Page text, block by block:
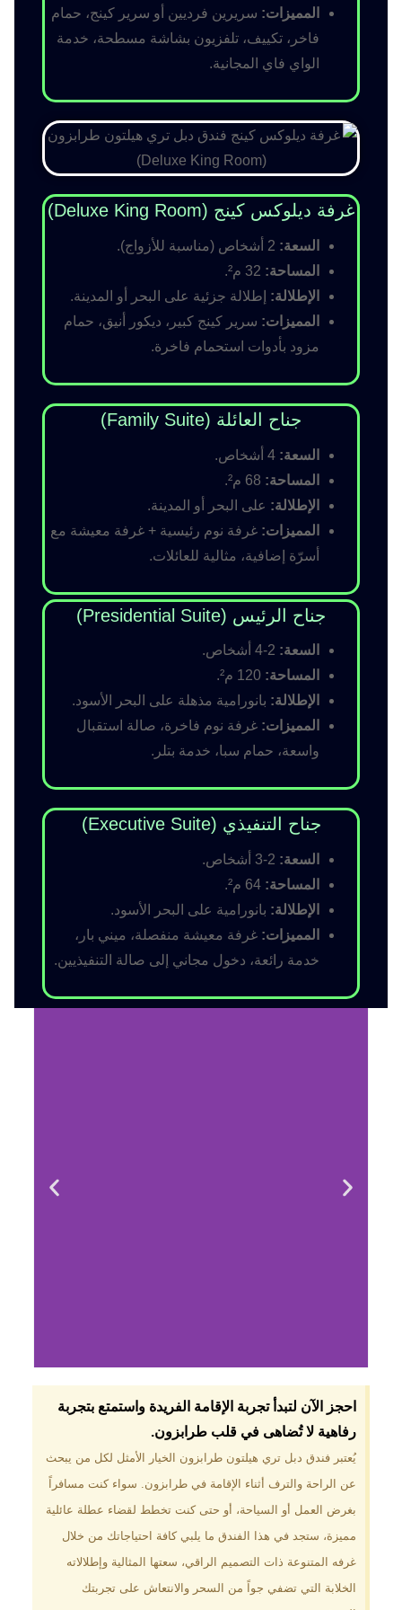
المميزات: سريرين فرديين أو سرير كينج، حمام
فاخر، تكييف، تلفزيون بشاشة مسطحة، خدمة
الواي فاي المجانية.
غرفة ديلوكس كينج (Deluxe King Room)
السعة:
المساحة:
الإطلالة: إطلالة جزئية على البحر أو المدينة.
المميزات: سرير كينج كبير، ديكور أنيق، حمام
مزود بأدوات استحمام فاخرة.
جناح العائلة (Family Suite)
السعة:
المساحة:
الإطلالة: على البحر أو المدينة.
المميزات: غرفة نوم رئيسية + غرفة معيشة مع
أسرّة إضافية، مثالية للعائلات.
جناح الرئيس (Presidential Suite)
السعة:
المساحة:
الإطلالة: بانورامية مذهلة على البحر الأسود.
المميزات: غرفة نوم فاخرة، صالة استقبال
واسعة، حمام سبا، خدمة بتلر.
جناح التنفيذي (Executive Suite)
السعة:
المساحة:
الإطلالة: بانورامية على البحر الأسود.
المميزات: غرفة معيشة منفصلة، ميني بار،
خدمة رائعة، دخول مجاني إلى صالة التنفيذيين.
لماذا تختار فندق دبل
تري هيلتون
طرابزون؟
موقع مميز في قلب طرابزون بالقرب
من أهم المعالم السياحية. إطلالات
الخضراء. مرافق متكاملة تشمل
مسبحًا داخليًا، سبا، صالة ألعاب
رياضية، ومطاعم عالمية.
احجز الآن لتبدأ تجربة الإقامة الفريدة واستمتع بتجربة
رفاهية لا تُضاهى في قلب طرابزون.​
يُعتبر فندق دبل تري هيلتون طرابزون الخيار الأمثل لكل من يبحث
عن الراحة والترف أثناء الإقامة في طرابزون. سواء كنت مسافراً
بغرض العمل أو السياحة، أو حتى كنت تخطط لقضاء عطلة عائلية
مميزة، ستجد في هذا الفندق ما يلبي كافة احتياجاتك من خلال
غرفه المتنوعة ذات التصميم الراقي، سعتها المثالية وإطلالاته
الخلابة التي تضفي جواً من السحر والانتعاش على تجربتك